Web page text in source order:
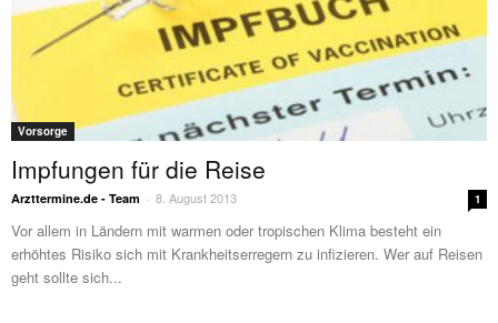
Vorsorge
Impfungen für die Reise
Arzttermine.de - Team - 8. August 2013 1
Vor allem in Ländern mit warmen oder tropischen Klima besteht ein
erhöhtes Risiko sich mit Krankheitserregern zu infizieren. Wer auf Reisen
geht sollte sich...